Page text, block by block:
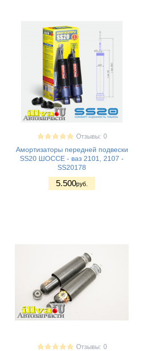
Отзывы: 0
Амортизаторы передней подвески
SS20 ШОССЕ - ваз 2101, 2107 -
SS20178
5.500руб.
Отзывы: 0